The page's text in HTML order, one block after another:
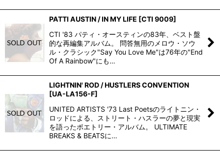
PATTI AUSTIN / IN MY LIFE [CTI 9009]
CTI '83 パティ・オースティンの83年、ベスト盤
的な再編集アルバム。 問答無用のメロウ・ソウ
ル・クラシック"Say You Love Me"は76年の"End
Of A Rainbow"にも…
LIGHTNIN' ROD / HUSTLERS CONVENTION
[UA-LA156-F]
UNITED ARTISTS '73 Last Poetsのライトニン・
ロッドによる、ストリート・ハスラーの夢と現実
を語ったポエトリー・アルバム。 ULTIMATE
BREAKS & BEATSに…